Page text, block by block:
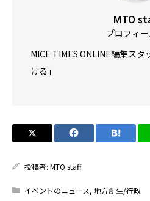
MTO
プロフィ
MICE TIMES ONLINE編集ス
ける」
投稿者: MTO staff
イベントのニュース, 地方創生/行政